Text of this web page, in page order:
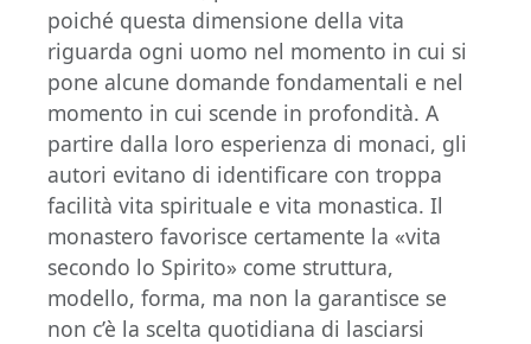
poiché questa dimensione della vita
riguarda ogni uomo nel momento in cui si
pone alcune domande fondamentali e nel
momento in cui scende in profondità. A
partire dalla loro esperienza di monaci, gli
autori evitano di identificare con troppa
facilità vita spirituale e vita monastica. Il
monastero favorisce certamente la «vita
secondo lo Spirito» come struttura,
modello, forma, ma non la garantisce se
non c’è la scelta quotidiana di lasciarsi